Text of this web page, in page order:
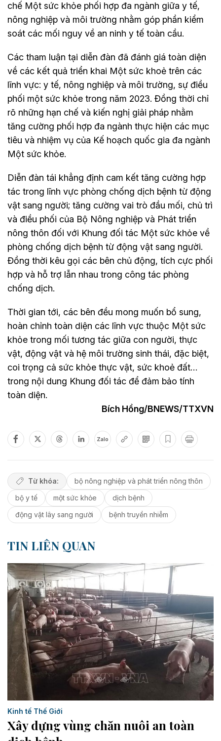
chế Một sức khỏe phối hợp đa ngành giữa y tế,
nông nghiệp và môi trường nhằm góp phần kiểm
soát các mối nguy về an ninh y tế toàn cầu.
Các tham luận tại diễn đàn đã đánh giá toàn diện
về các kết quả triển khai Một sức khoẻ trên các
lĩnh vực: y tế, nông nghiệp và môi trường, sự điều
phối một sức khỏe trong năm 2023. Đồng thời chỉ
rõ những hạn chế và kiến nghị giải pháp nhằm
tăng cường phối hợp đa ngành thực hiện các mục
tiêu và nhiệm vụ của Kế hoạch quốc gia đa ngành
Một sức khỏe.
Diễn đàn tái khẳng định cam kết tăng cường hợp
tác trong lĩnh vực phòng chống dịch bệnh từ động
vật sang người; tăng cường vai trò đầu mối, chủ trì
và điều phối của Bộ Nông nghiệp và Phát triển
nông thôn đối với Khung đối tác Một sức khỏe về
phòng chống dịch bệnh từ động vật sang người.
Đồng thời kêu gọi các bên chủ động, tích cực phối
hợp và hỗ trợ lẫn nhau trong công tác phòng
chống dịch.
Thời gian tới, các bên đều mong muốn bổ sung,
hoàn chỉnh toàn diện các lĩnh vực thuộc Một sức
khỏe trong mối tương tác giữa con người, thực
vật, động vật và hệ môi trường sinh thái, đặc biệt,
coi trọng cả sức khỏe thực vật, sức khoẻ đất…
trong nội dung Khung đối tác để đảm bảo tính
toàn diện.
Bích Hồng/BNEWS/TTXVN
Zalo
Từ khóa:
bộ nông nghiệp và phát triển nông thôn
bộ y tế
một sức khỏe
dịch bệnh
động vật lây sang người
bệnh truyền nhiễm
TIN LIÊN QUAN
Kinh tế Thế Giới
Xây dựng vùng chăn nuôi an toàn